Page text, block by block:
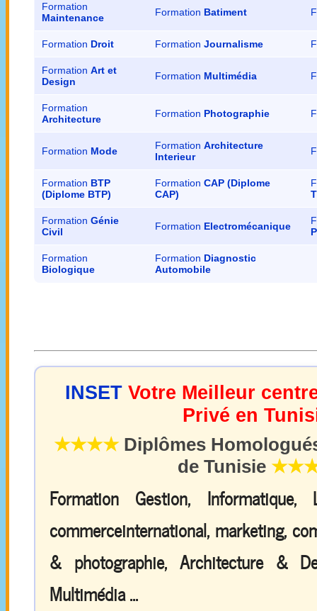
Formation
Maintenance
Formation Batiment
Formation Droit Formation Journalisme
Formation Art et
Design
Formation Multimédia
Formation
Architecture
Formation Photographie
Formation Mode Formation Architecture
Interieur
Formation BTP
(Diplome BTP)
Formation CAP (Diplome
CAP)
Formation Génie
Civil
Formation Electromécanique
Formation
Biologique
Formation Diagnostic
Automobile
INSET Votre Meilleur
Privé en
★★★★Diplômes
de Tunisie
Formation Gestion, Informatique,
commerceinternational, marketing,
& photographie, Architecture &
Multimédia ...